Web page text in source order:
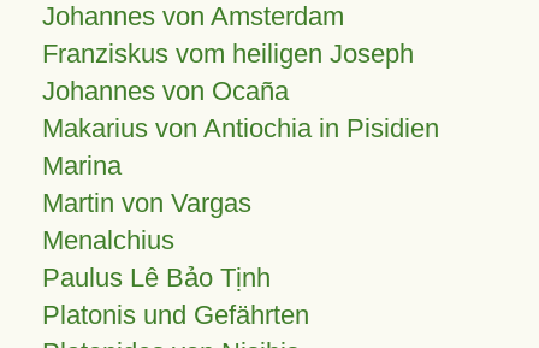
Johannes von Amsterdam
Franziskus vom heiligen Joseph
Johannes von Ocaña
Makarius von Antiochia in Pisidien
Marina
Martin von Vargas
Menalchius
Paulus Lê Bảo Tịnh
Platonis und Gefährten